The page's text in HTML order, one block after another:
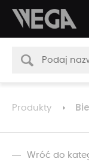
Produkty
Wróć do